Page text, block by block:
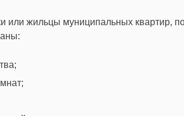
или жильцы муниципальных квартир,